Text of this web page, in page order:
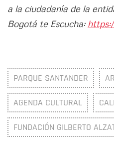
a la ciudadanía de la
Bogotá te Escucha:
PARQUE SANTANDER
AGENDA CULTURAL
FUNDACIÓN GILBERTO